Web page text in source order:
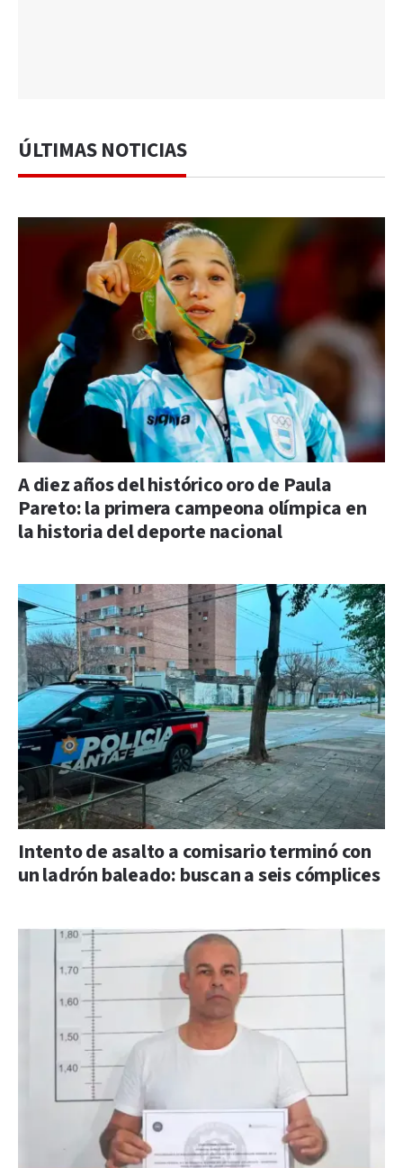
ÚLTIMAS NOTICIAS
A diez años del histórico oro de Paula
Pareto: la primera campeona olímpica en
la historia del deporte nacional
Intento de asalto a comisario terminó con
un ladrón baleado: buscan a seis cómplices